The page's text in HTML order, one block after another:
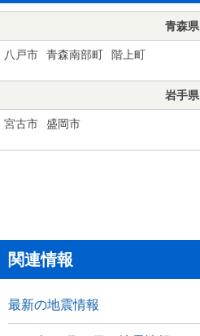
青森県
八戸市 青森南部町 階上町
岩手県
宮古市 盛岡市
関連情報
最新の地震情報